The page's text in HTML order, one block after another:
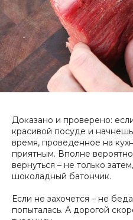
Доказано и проверено:
красивой посуде и
время, проведенное на
приятным. Вполне
вернуться – не только
шоколадный батончик.
Если не захочется – не
попыталась. А дорогой